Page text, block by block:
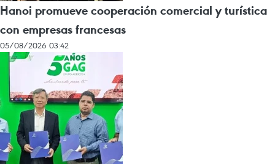
Hanoi promueve cooperación comercial y turística
con empresas francesas
05/08/2026 03:42